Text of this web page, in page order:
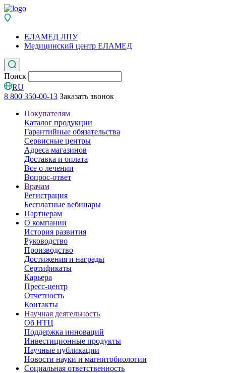
ЕЛАМЕД ЛПУ
Медицинский центр ЕЛАМЕД
Поиск
RU
8 800 350-00-13 Заказать звонок
Покупателям
Каталог продукции
Гарантийные обязательства
Сервисные центры
Адреса магазинов
Доставка и оплата
Все о лечении
Вопрос-ответ
Врачам
Регистрация
Бесплатные вебинары
Партнерам
О компании
История развития
Руководство
Производство
Достижения и награды
Сертификаты
Карьера
Пресс-центр
Отчетность
Контакты
Научная деятельность
Об НТЦ
Поддержка инноваций
Инвестиционные продукты
Научные публикации
Новости науки и магнитобиологии
Социальная ответственность